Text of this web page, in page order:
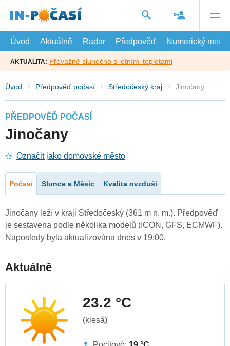
hlavní
Úvod
Aktuálně Radar Předpověď Numerický model
AKTUALITA: Převážně slunečno s letními teplotami
Úvod Předpověď počasí Středočeský kraj Jinočany
PŘEDPOVĚĎ POČASÍ
Jinočany
Označit jako domovské město
Počasí Slunce a Měsíc Kvalita ovzduší
Jinočany leží v kraji Středočeský (361 m n. m.). Předpověď
je sestavena podle několika modelů (ICON, GFS, ECMWF).
Naposledy byla aktualizována dnes v 19:00.
Aktuálně
23.2 °C
(klesá)